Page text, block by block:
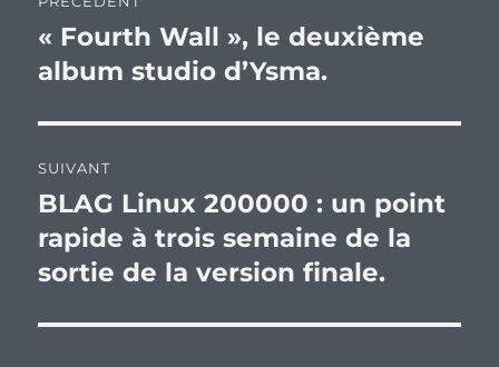
de
l’article
Publication
précédente :
« Fourth Wall », le deuxième
album studio d’Ysma.
SUIVANT
Publication
suivante :
BLAG Linux 200000 : un point
rapide à trois semaine de la
sortie de la version finale.